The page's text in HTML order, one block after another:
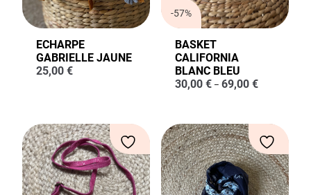
ECHARPE
GABRIELLE JAUNE
25,00 €
-57%
BASKET
CALIFORNIA
BLANC BLEU
30,00 €– 69,00 €